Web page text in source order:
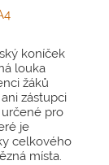
koníček
louka
žáků
zástupci
určené pro
je
celkového
místa.